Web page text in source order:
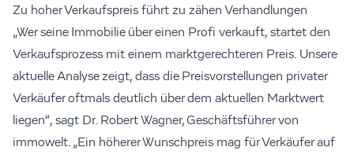
Zu hoher Verkaufspreis führt zu zähen Verhandlungen
„Wer seine Immobilie über einen Profi verkauft, startet den
Verkaufsprozess mit einem marktgerechteren Preis. Unsere
aktuelle Analyse zeigt, dass die Preisvorstellungen privater
Verkäufer oftmals deutlich über dem aktuellen Marktwert
liegen“, sagt Dr. Robert Wagner, Geschäftsführer von
immowelt. „Ein höherer Wunschpreis mag für Verkäufer auf